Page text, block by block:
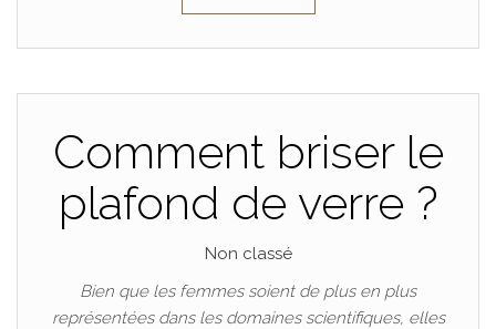
Comment briser le
plafond de verre ?
Non classé
Bien que les femmes soient de plus en plus
représentées dans les domaines scientifiques, elles